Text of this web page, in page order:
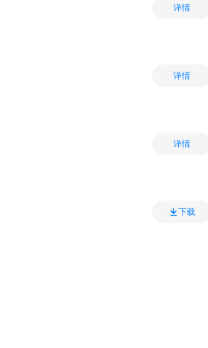
详情
详情
详情
下载